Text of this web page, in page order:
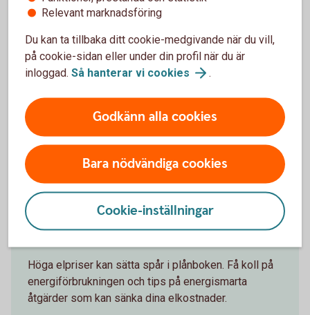
din boendeekonomi.
Gör en energikoll
Höga elpriser kan sätta spår i plånboken. Få koll på
energiförbrukningen och tips på energismarta
åtgärder som kan sänka dina elkostnader.
Relevant marknadsföring
Du kan ta tillbaka ditt cookie-medgivande när du vill,
på cookie-sidan eller under din profil när du är
inloggad. Så hanterar vi cookies .
Godkänn alla cookies
Bara nödvändiga cookies
Cookie-inställningar